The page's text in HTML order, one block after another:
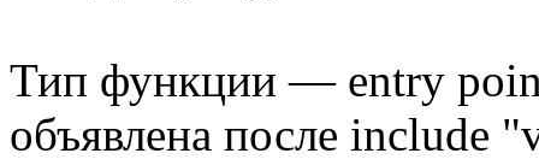
Тип функции — entry
объявлена после include